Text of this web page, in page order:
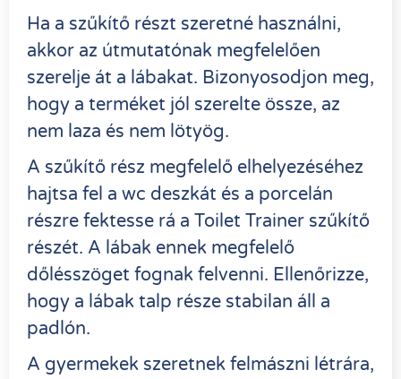
Ha a szűkítő részt szeretné használni,
akkor az útmutatónak megfelelően
szerelje át a lábakat. Bizonyosodjon meg,
hogy a terméket jól szerelte össze, az
nem laza és nem lötyög.
A szűkítő rész megfelelő elhelyezéséhez
hajtsa fel a wc deszkát és a porcelán
részre fektesse rá a Toilet Trainer szűkítő
részét. A lábak ennek megfelelő
dőlésszöget fognak felvenni. Ellenőrizze,
hogy a lábak talp része stabilan áll a
padlón.
A gyermekek szeretnek felmászni létrára,